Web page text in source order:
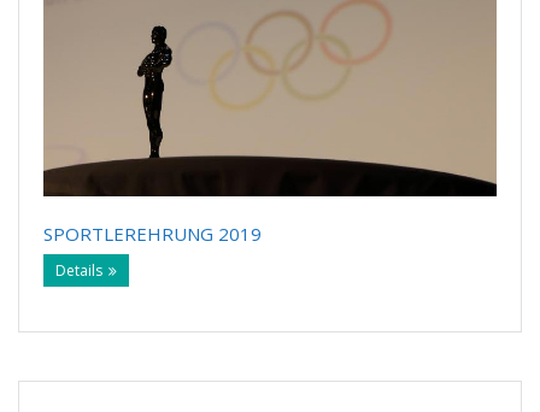
SPORTLEREHRUNG 2019
Details